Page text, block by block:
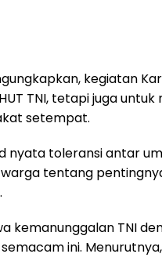
kegiatan
TNI, tetapi juga
setempat.
nyata toleransi antar
tentang
kemanunggalan TNI
ini.